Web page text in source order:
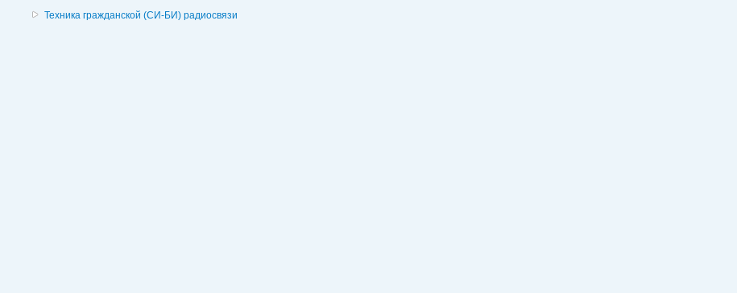
Техника гражданской (СИ-БИ) радиосвязи